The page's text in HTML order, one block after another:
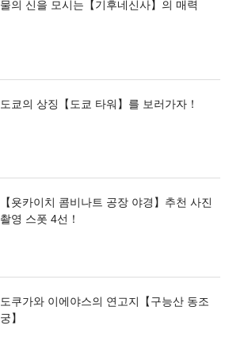
물의 신을 모시는【기후네신사】의 매력
도쿄의 상징【도쿄 타워】를 보러가자！
【욧카이치 콤비나트 공장 야경】추천 사진
촬영 스폿 4선！
도쿠가와 이에야스의 연고지【구능산 동조
궁】